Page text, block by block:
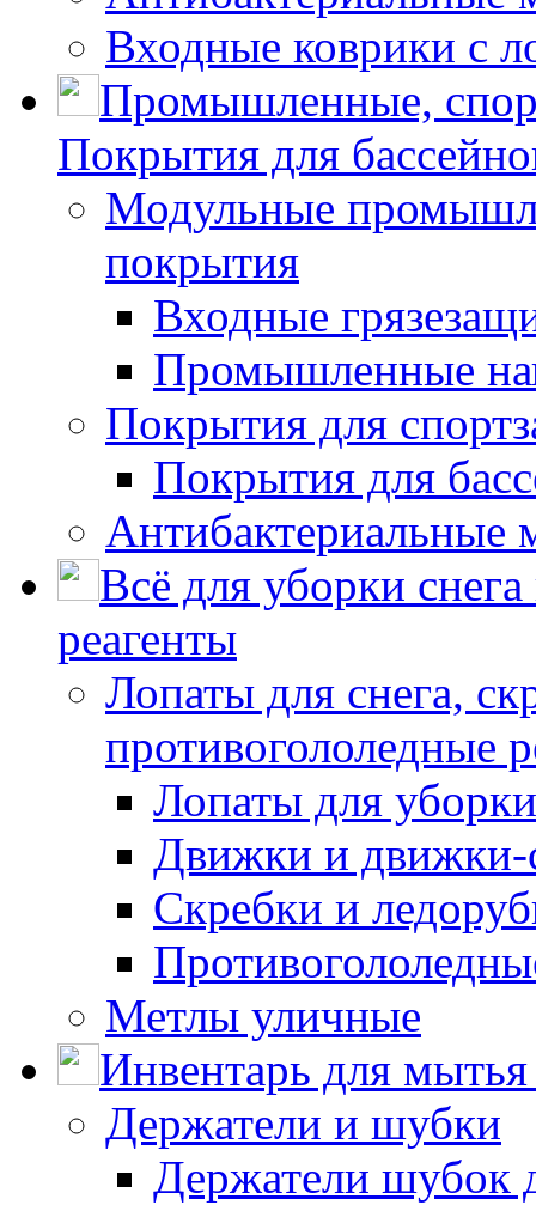
Входные коврики с
Промышленные,
Покрытия для
Модульные
покрытия
Входные
Промышленные
Покрытия для
Покрытия для
Антибактериальные
Всё для уборки
реагенты
Лопаты для снега,
противогололедные
Лопаты для
Движки и движки-
Скребки и
Метлы уличные
Инвентарь для мытья
Держатели и шубки
Держатели шубок